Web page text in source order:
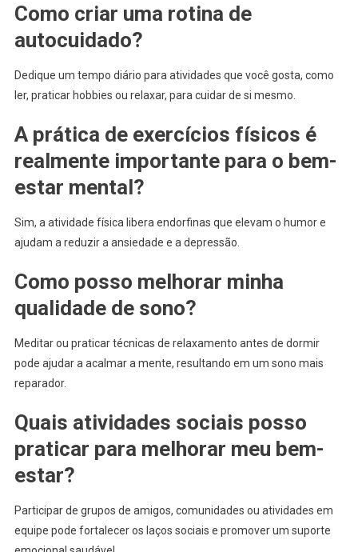
Como criar uma rotina de
autocuidado?
Dedique um tempo diário para atividades que você gosta, como
ler, praticar hobbies ou relaxar, para cuidar de si mesmo.
A prática de exercícios físicos é
realmente importante para o bem-
estar mental?
Sim, a atividade física libera endorfinas que elevam o humor e
ajudam a reduzir a ansiedade e a depressão.
Como posso melhorar minha
qualidade de sono?
Meditar ou praticar técnicas de relaxamento antes de dormir
pode ajudar a acalmar a mente, resultando em um sono mais
reparador.
Quais atividades sociais posso
praticar para melhorar meu bem-
estar?
Participar de grupos de amigos, comunidades ou atividades em
equipe pode fortalecer os laços sociais e promover um suporte